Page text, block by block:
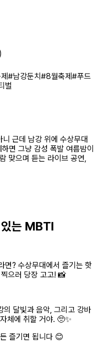
#남강둔치#8월축제#푸드
벌
근데 남강 위에 수상무대
면 그냥 감성 폭발 여름밤이
맞으며 듣는 라이브 공연,
는 MBTI
면? 수상무대에서 즐기는 핫
으러 당장 고고! 📸
의 달빛과 음악, 그리고 강바
체에 취할 거야. 🥺✨
즐기면 됩니다 😊